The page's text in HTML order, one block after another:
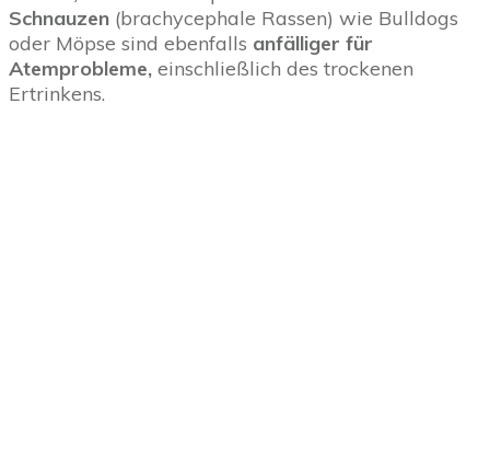
Schnauzen (brachycephale Rassen) wie Bulldogs
oder Möpse sind ebenfalls anfälliger für
Atemprobleme, einschließlich des trockenen
Ertrinkens.